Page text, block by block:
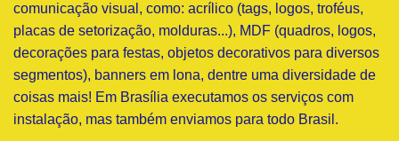
comunicação visual, como: acrílico (tags, logos, troféus,
placas de setorização, molduras...), MDF (quadros, logos,
decorações para festas, objetos decorativos para diversos
segmentos), banners em lona, dentre uma diversidade de
coisas mais! Em Brasília executamos os serviços com
instalação, mas também enviamos para todo Brasil.